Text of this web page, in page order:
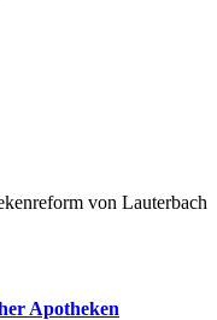
von Lauterbach
Apotheken